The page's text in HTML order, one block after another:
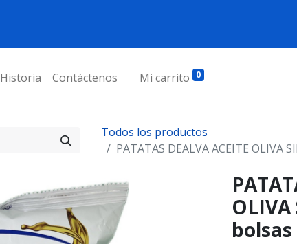
Historia Contáctenos Mi carrito 0
Todos los productos
PATATAS DEALVA ACEITE OLIVA
OLIVA